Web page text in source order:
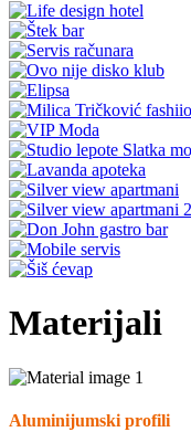
Materijali
Aluminijumski profili